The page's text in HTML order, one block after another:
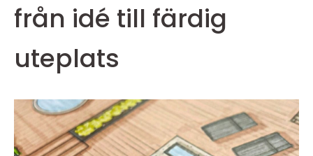
från idé till färdig
uteplats